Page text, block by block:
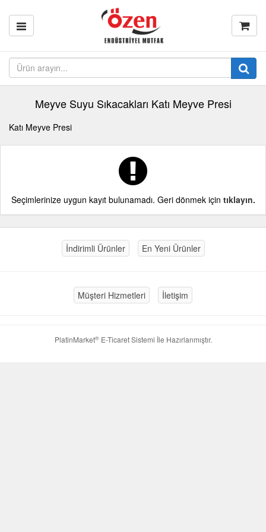
Meyve Suyu Sıkacakları Katı Meyve Presi
Katı Meyve Presi
Seçimlerinize uygun kayıt bulunamadı. Geri dönmek için tıklayın.
İndirimli Ürünler En Yeni Ürünler
Müşteri Hizmetleri İletişim
PlatinMarket®E-Ticaret Sistemi İle Hazırlanmıştır.